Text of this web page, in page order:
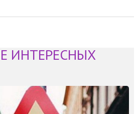
ИНТЕРЕСНЫХ